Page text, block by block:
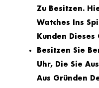
Zu Besitzen.
Watches Ins
Kunden Dieses
Besitzen Sie
Uhr, Die Sie
Aus Gründen